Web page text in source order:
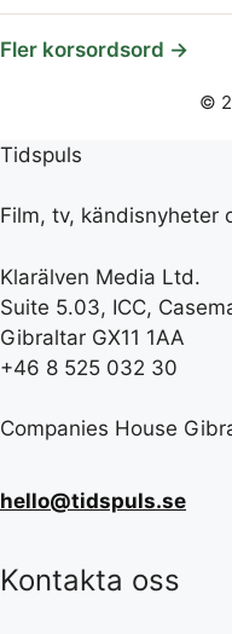
Fler korsordsord →
©
Tidspuls
Film, tv, kändisnyheter
Klarälven Media Ltd.
Suite 5.03, ICC,
Gibraltar GX11 1AA
+46 8 525 032 30
Companies House
hello@tidspuls.se
Kontakta oss